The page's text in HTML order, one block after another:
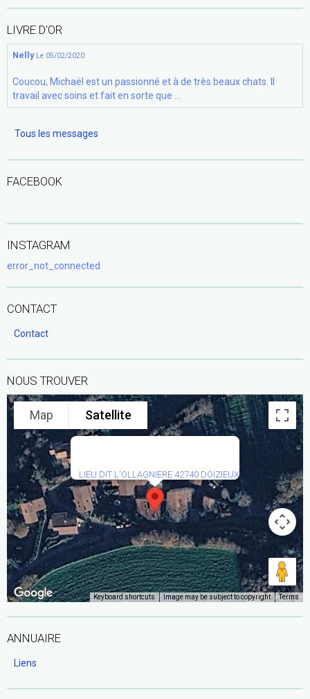
LIVRE D'OR
Nelly Le 05/02/2020
Coucou, Michaël est un passionné et à de très beaux chats. Il
travail avec soins et fait en sorte que ...
Tous les messages
FACEBOOK
INSTAGRAM
error_not_connected
CONTACT
Contact
NOUS TROUVER
LIEU DIT L'OLLAGNIERE 42740 DOIZIEUX
Map Satellite
Keyboard shortcuts Image may be subject to copyright Terms
ANNUAIRE
Liens